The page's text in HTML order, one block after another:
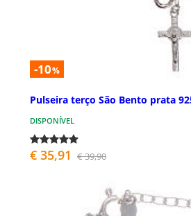
-10%
Pulseira terço São Bento prata
DISPONÍVEL
€ 35,91 € 39,90